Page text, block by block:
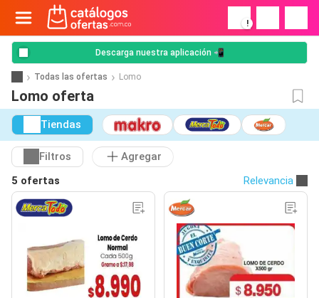
!
Descarga nuestra aplicación 📲
Todas las ofertas Lomo
Lomo oferta
Tiendas
Filtros
Agregar
5 ofertas
Relevancia